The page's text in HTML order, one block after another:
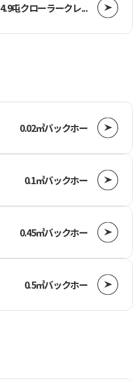
4.9屯クローラークレ...
0.02㎥バックホー
0.1㎥バックホー
0.45㎥バックホー
0.5㎥バックホー